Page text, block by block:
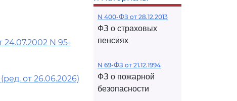
N 95-
от 26.06.2026)
N 400-ФЗ от 28.12.2013
ФЗ о страховых
пенсиях
N 69-ФЗ от 21.12.1994
ФЗ о пожарной
безопасности